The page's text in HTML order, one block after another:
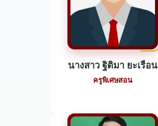
นางสาว ฐิติมา ยะเรือน
ครูพิเศษสอน